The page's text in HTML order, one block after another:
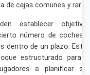
de cajas comunes y raras.
establecer
número de coches
dentro de un plazo.
estructurado para
a planificar